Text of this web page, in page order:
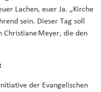
Lachen, euer Ja. „Kirche
sein. Dieser Tag soll
Christiane Meyer, die den
der Evangelischen